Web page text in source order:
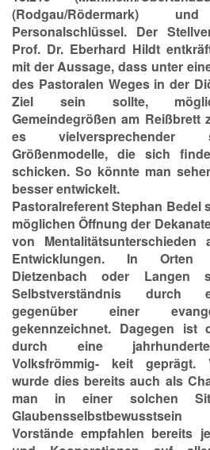
(Rodgau/Rödermark)
Personalschlüssel. Der
Prof. Dr. Eberhard Hildt
mit der Aussage, dass unter
des Pastoralen Weges in der
Ziel sein sollte,
Gemeindegrößen am Reißbrett
es vielversprechender
Größenmodelle, die sich
schicken. So könnte man
besser entwickelt.
Pastoralreferent Stephan
möglichen Öffnung der
von Mentalitätsunterschieden
Entwicklungen. In Orten
Dietzenbach oder Langen
Selbstverständnis durch
gegenüber einer
gekennzeichnet. Dagegen ist
durch eine
Volksfrömmig- keit geprägt.
wurde dies bereits auch als
man in einer solchen
Vorstände empfahlen bereits